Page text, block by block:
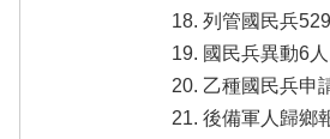
列管國民兵529
國民兵異動6人
乙種國民兵申
後備軍人歸鄉